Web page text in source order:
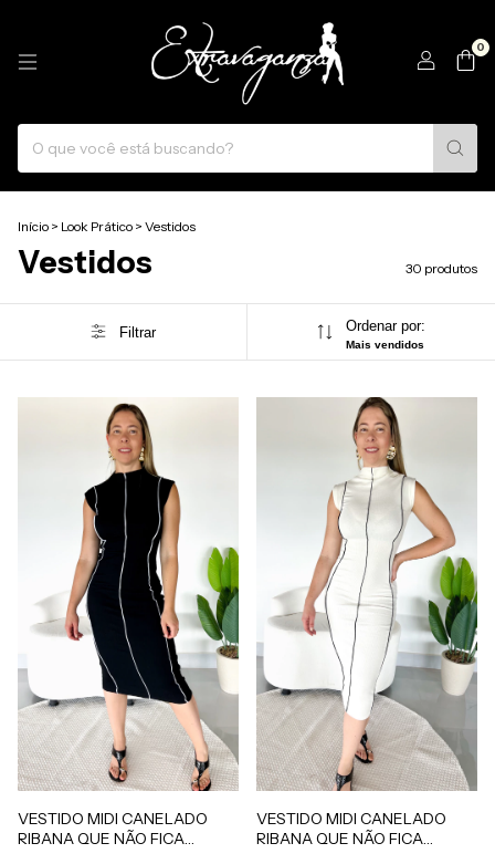
0
Início > Look Prático > Vestidos
Vestidos 30 produtos
Filtrar Ordenar por:
Mais vendidos
VESTIDO MIDI CANELADO
RIBANA QUE NÃO FICA
VESTIDO MIDI CANELADO
RIBANA QUE NÃO FICA